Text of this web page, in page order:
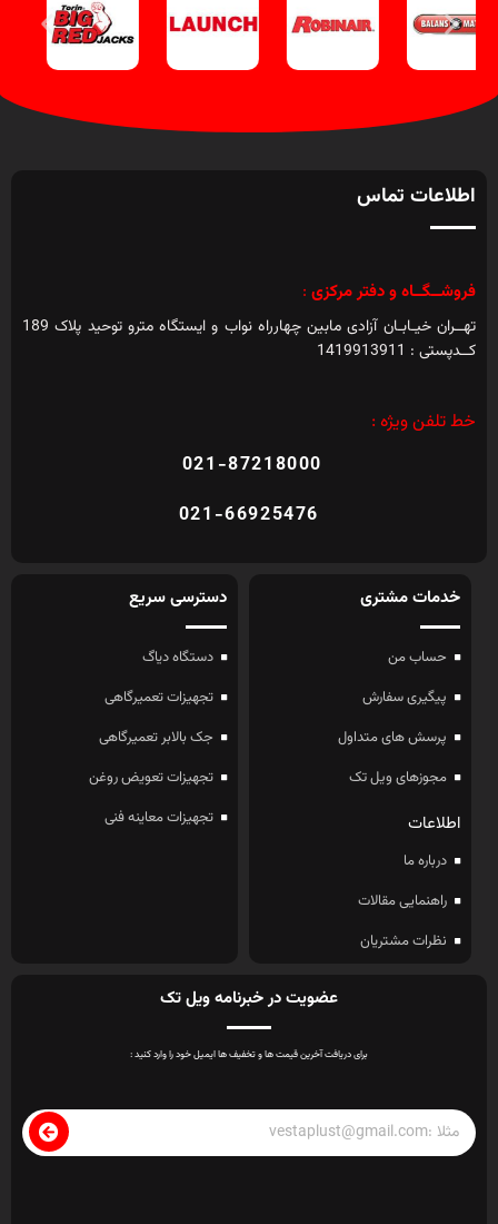
اطلاعات تماس
فروشــگــاه و دفتر مرکزی :
تهــران خیـابـان آزادی مابین چهارراه نواب و ایستگاه مترو توحید پلاک 189
کــدپستی : 1419913911
خط تلفن ویژه :
021-87218000
021-66925476
خدمات مشتری
حساب من
پیگیری سفارش
پرسش های متداول
مجوزهای ویل تک
اطلاعات
درباره ما
راهنمایی مقالات
نظرات مشتریان
دسترسی سریع
دستگاه دیاگ
تجهیزات تعمیرگاهی
جک بالابر تعمیرگاهی
تجهیزات تعویض روغن
تجهیزات معاینه فنی
عضویت در خبرنامه ویل تک
برای دریافت آخرین قیمت ها و تخفیف ها ایمیل خود را وارد کنید :